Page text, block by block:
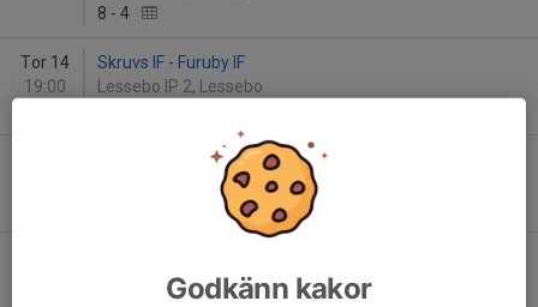
8 - 4
Tor 14
19:00
Skruvs IF - Furuby IF
Lessebo IP 2, Lessebo
Furuby IF - Nöbbele BK
Furuvallen 1, Furuby
Tingsryds IP 1, Tingsryd
Godkänn kakor